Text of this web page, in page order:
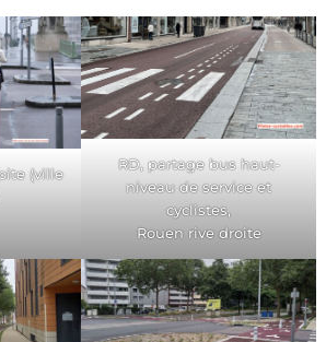
(ville
RD, partage bus haut-
niveau de service et
cyclistes,
Rouen rive droite